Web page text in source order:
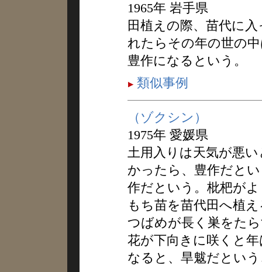
1965年 岩手県
田植えの際、苗代に
れたらその年の世の
豊作になるという。
類似事例
（ゾクシン）
1975年 愛媛県
土用入りは天気が悪
かったら、豊作だと
作だという。枇杷が
もち苗を苗代田へ植
つばめが長く巣をた
花が下向きに咲くと
なると、旱魃だとい